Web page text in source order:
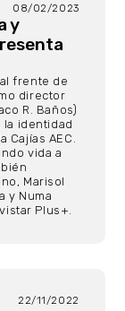
08/02/2023
y
frente de
director
R. Baños)
la identidad
AEC.
vida a
Marisol
y Numa
Plus+.
22/11/2022